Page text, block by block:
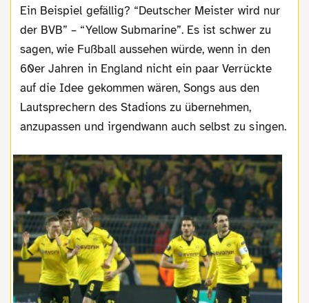
Ein Beispiel gefällig? “Deutscher Meister wird nur
der BVB” – “Yellow Submarine”. Es ist schwer zu
sagen, wie Fußball aussehen würde, wenn in den
60er Jahren in England nicht ein paar Verrückte
auf die Idee gekommen wären, Songs aus den
Lautsprechern des Stadions zu übernehmen,
anzupassen und irgendwann auch selbst zu singen.